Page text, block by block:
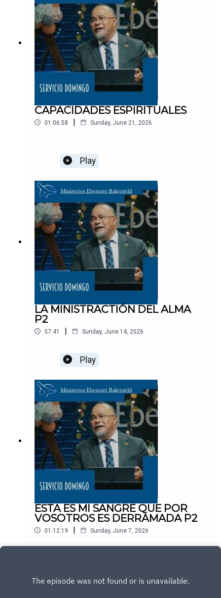
CAPACIDADES ESPIRITUALES
01:06:58 | Sunday, June 21, 2026
Play
LA MINISTRACTIÓN DEL ALMA
P2
57:41 | Sunday, June 14, 2026
Play
ESTA ES MI SANGRE QUE POR
VOSOTROS ES DERRAMADA P2
01:12:19 | Sunday, June 7, 2026